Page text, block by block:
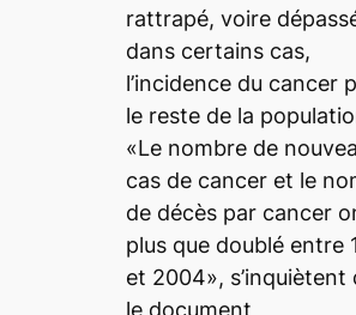
rattrapé, voire
dans certains cas,
l’incidence du cancer
le reste de la
«Le nombre de
cas de cancer et le
de décès par cancer
plus que doublé entre
et 2004», s’inquiètent
le document